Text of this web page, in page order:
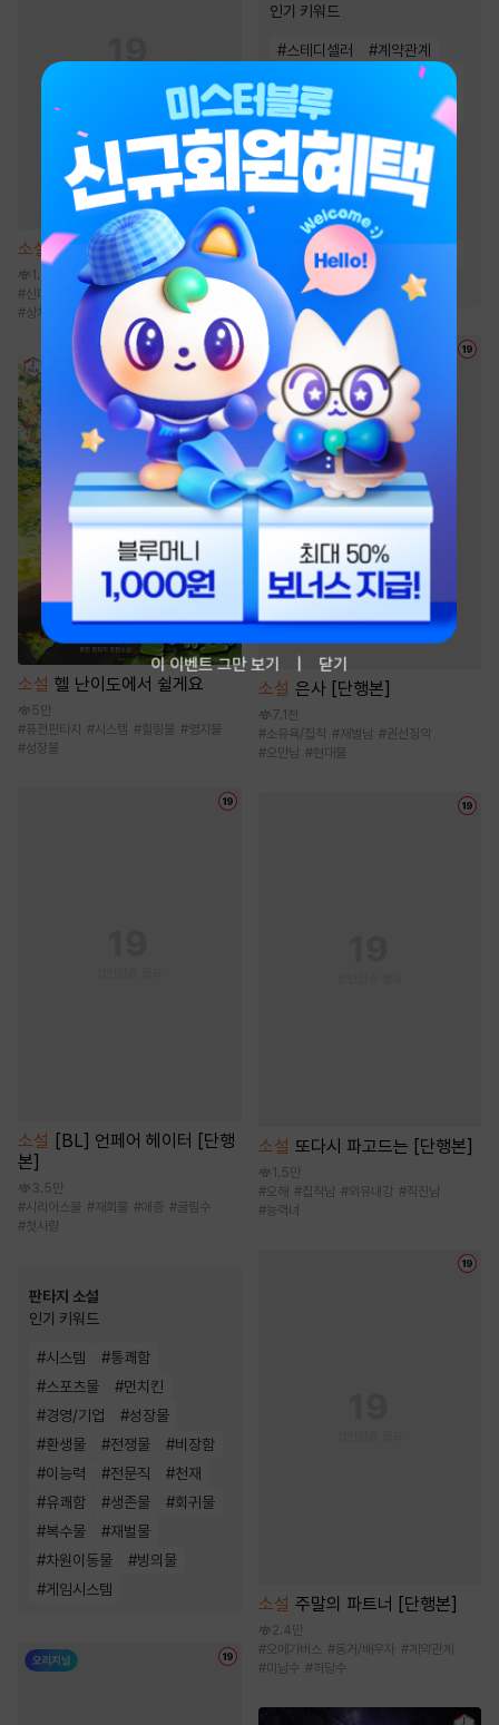
소설 불순한 탐닉 [단행본]
1.9만
#신파물 집착남 #현대물 #오만남
#상처녀
소설 헬 난이도에서 쉴게요
5만
#퓨전판타지 #시스템 # 힐링물 #영지물
#성장물
소설
[BL] 언페어 헤이터 [단행
본]
3.5만
#시리어스물 # 재회물 #애증 #굴림수
#첫사랑
판타지 소설
인기 키워드
#시스템 #통쾌함
#스포츠물 #먼치킨
#경영/기업 #성장물
#환생물 #전쟁물 #비장함
#이능력 #전문직 #천재
#유쾌함 #생존물 #회귀물
#복수물 #재벌물
#차원이동물 #빙의물
#게임시스템
인기 키워드
#스테디셀러 #계약관계
현대물
#고수위
유혹
#직진남 #연애/결혼
# 절륜남
다정남
#오피스물 #모럴리스
원나잇 #능글남
여성인기 #능욕
#
하드코어
소설 은사 [단행본]
7.1천
#소유욕/집착 #재벌남 #권선징악
#오만남 #현대물
소설 또다시 파고드는 [단행본]
1.5만
#오해 #집착남 #외유내강 #직진남
#능력녀
소설 주말의 파트너 [단행본]
2.4만
#오메가버스 #동거/배우자 #계약관계
#미남수 #허당수
이 이벤트 그만 보기 닫기